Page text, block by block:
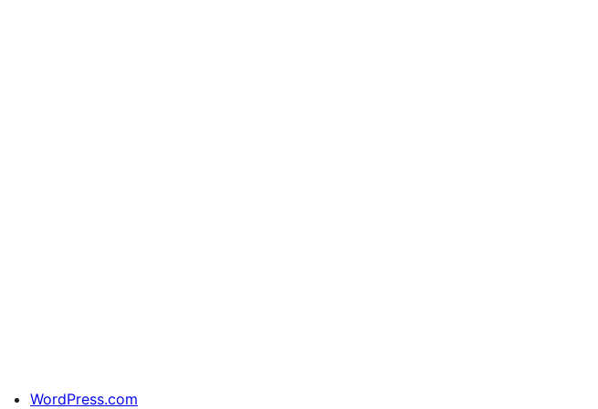
WordPress.com